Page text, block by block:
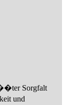
Sorgfalt
und